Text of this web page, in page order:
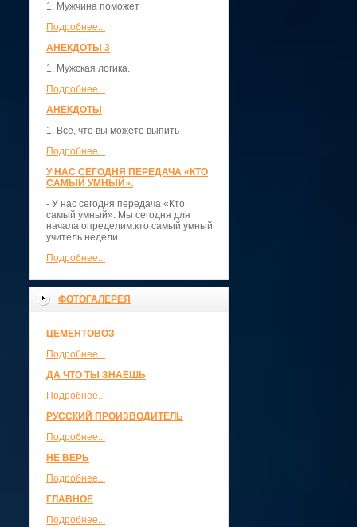
1. Мужчина поможет
Подробнее...
АНЕКДОТЫ 3
1. Мужская логика.
Подробнее...
АНЕКДОТЫ
1. Все, что вы можете выпить
Подробнее...
У НАС СЕГОДНЯ ПЕРЕДАЧА «КТО
САМЫЙ УМНЫЙ».
- У нас сегодня передача «Кто
самый умный». Мы сегодня для
начала определим:кто самый умный
учитель недели.
Подробнее...
ФОТОГАЛЕРЕЯ
ЦЕМЕНТОВОЗ
Подробнее...
ДА ЧТО ТЫ ЗНАЕШЬ
Подробнее...
РУССКИЙ ПРОИЗВОДИТЕЛЬ
Подробнее...
НЕ ВЕРЬ
Подробнее...
ГЛАВНОЕ
Подробнее...